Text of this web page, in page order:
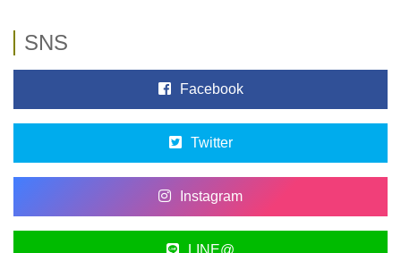
SNS
Facebook
Twitter
Instagram